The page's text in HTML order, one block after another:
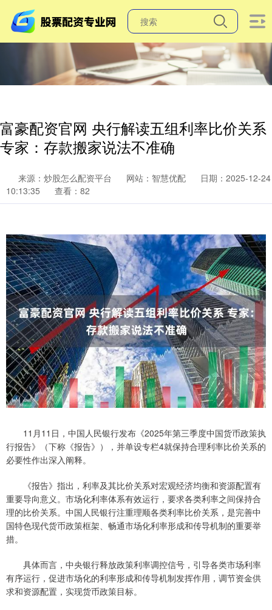
富豪配资官网 央行解读五组利率比价关系
专家：存款搬家说法不准确
来源：炒股怎么配资平台 网站：智慧优配
日期：2025-12-24
10:13:35
查看：82
11月11日，中国人民银行发布《2025年第三季度中国货币政策执
行报告》（下称《报告》），并单设专栏4就保持合理利率比价关系的
必要性作出深入阐释。
《报告》指出，利率及其比价关系对宏观经济均衡和资源配置有
重要导向意义。市场化利率体系有效运行，要求各类利率之间保持合
理的比价关系。中国人民银行注重理顺各类利率比价关系，是完善中
国特色现代货币政策框架、畅通市场化利率形成和传导机制的重要举
措。
具体而言，中央银行释放政策利率调控信号，引导各类市场利率
有序运行，促进市场化的利率形成和传导机制发挥作用，调节资金供
求和资源配置，实现货币政策目标。